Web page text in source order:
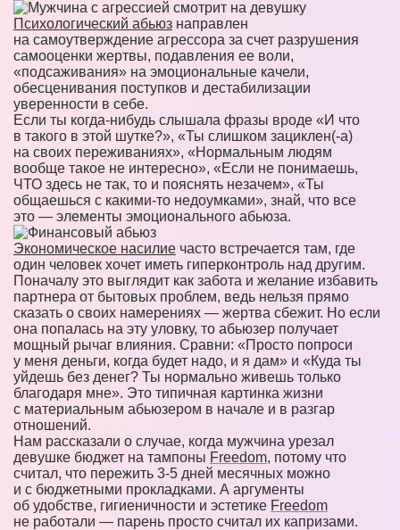
Психологический абьюз направлен
на самоутверждение агрессора за счет разрушения
самооценки жертвы, подавления ее воли,
«подсаживания» на эмоциональные качели,
обесценивания поступков и дестабилизации
уверенности в себе.
Если ты когда-нибудь слышала фразы вроде «И что
в такого в этой шутке?», «Ты слишком зациклен(-а)
на своих переживаниях», «Нормальным людям
вообще такое не интересно», «Если не понимаешь,
ЧТО здесь не так, то и пояснять незачем», «Ты
общаешься с какими-то недоумками», знай, что все
это — элементы эмоционального абьюза.
Экономическое насилие часто встречается там, где
один человек хочет иметь гиперконтроль над другим.
Поначалу это выглядит как забота и желание избавить
партнера от бытовых проблем, ведь нельзя прямо
сказать о своих намерениях — жертва сбежит. Но если
она попалась на эту уловку, то абьюзер получает
мощный рычаг влияния. Сравни: «Просто попроси
у меня деньги, когда будет надо, и я дам» и «Куда ты
уйдешь без денег? Ты нормально живешь только
благодаря мне». Это типичная картинка жизни
с материальным абьюзером в начале и в разгар
отношений.
Нам рассказали о случае, когда мужчина урезал
девушке бюджет на тампоны Freedom, потому что
считал, что пережить 3-5 дней месячных можно
и с бюджетными прокладками. А аргументы
об удобстве, гигиеничности и эстетике Freedom
не работали — парень просто считал их капризами.